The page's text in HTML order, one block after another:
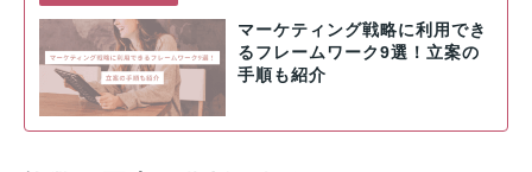
マーケティング戦略に利用でき
るフレームワーク9選！立案の
手順も紹介